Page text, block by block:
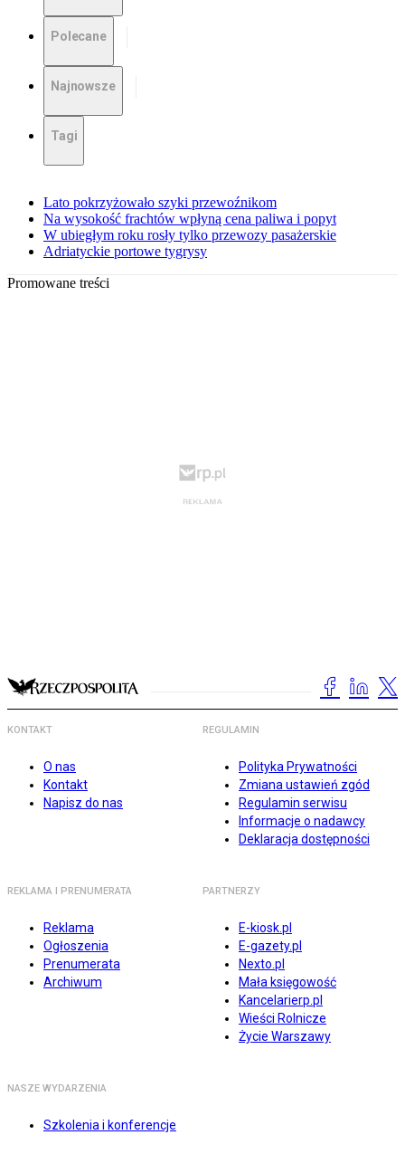
Polecane
Najnowsze
Tagi
Lato pokrzyżowało szyki przewoźnikom
Na wysokość frachtów wpłyną cena paliwa i popyt
W ubiegłym roku rosły tylko przewozy pasażerskie
Adriatyckie portowe tygrysy
Promowane treści
KONTAKT
O nas
Kontakt
Napisz do nas
REGULAMIN
Polityka Prywatności
Zmiana ustawień zgód
Regulamin serwisu
Informacje o nadawcy
Deklaracja dostępności
REKLAMA I PRENUMERATA
Reklama
Ogłoszenia
Prenumerata
Archiwum
PARTNERZY
E-kiosk.pl
E-gazety.pl
Nexto.pl
Mała księgowość
Kancelarierp.pl
Wieści Rolnicze
Życie Warszawy
NASZE WYDARZENIA
Szkolenia i konferencje